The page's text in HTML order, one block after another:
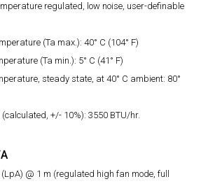
regulated, low noise, user-definable
(Ta max.): 40° C (104° F)
(Ta min.): 5° C (41° F)
steady state, at 40° C ambient: 80°
+/- 10%): 3550 BTU/hr.
@ 1 m (regulated high fan mode, full